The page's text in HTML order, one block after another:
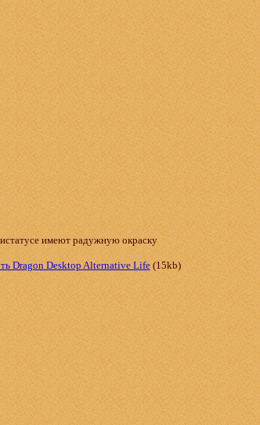
имеют радужную окраску
Dragon Desktop Alternative Life(15kb)